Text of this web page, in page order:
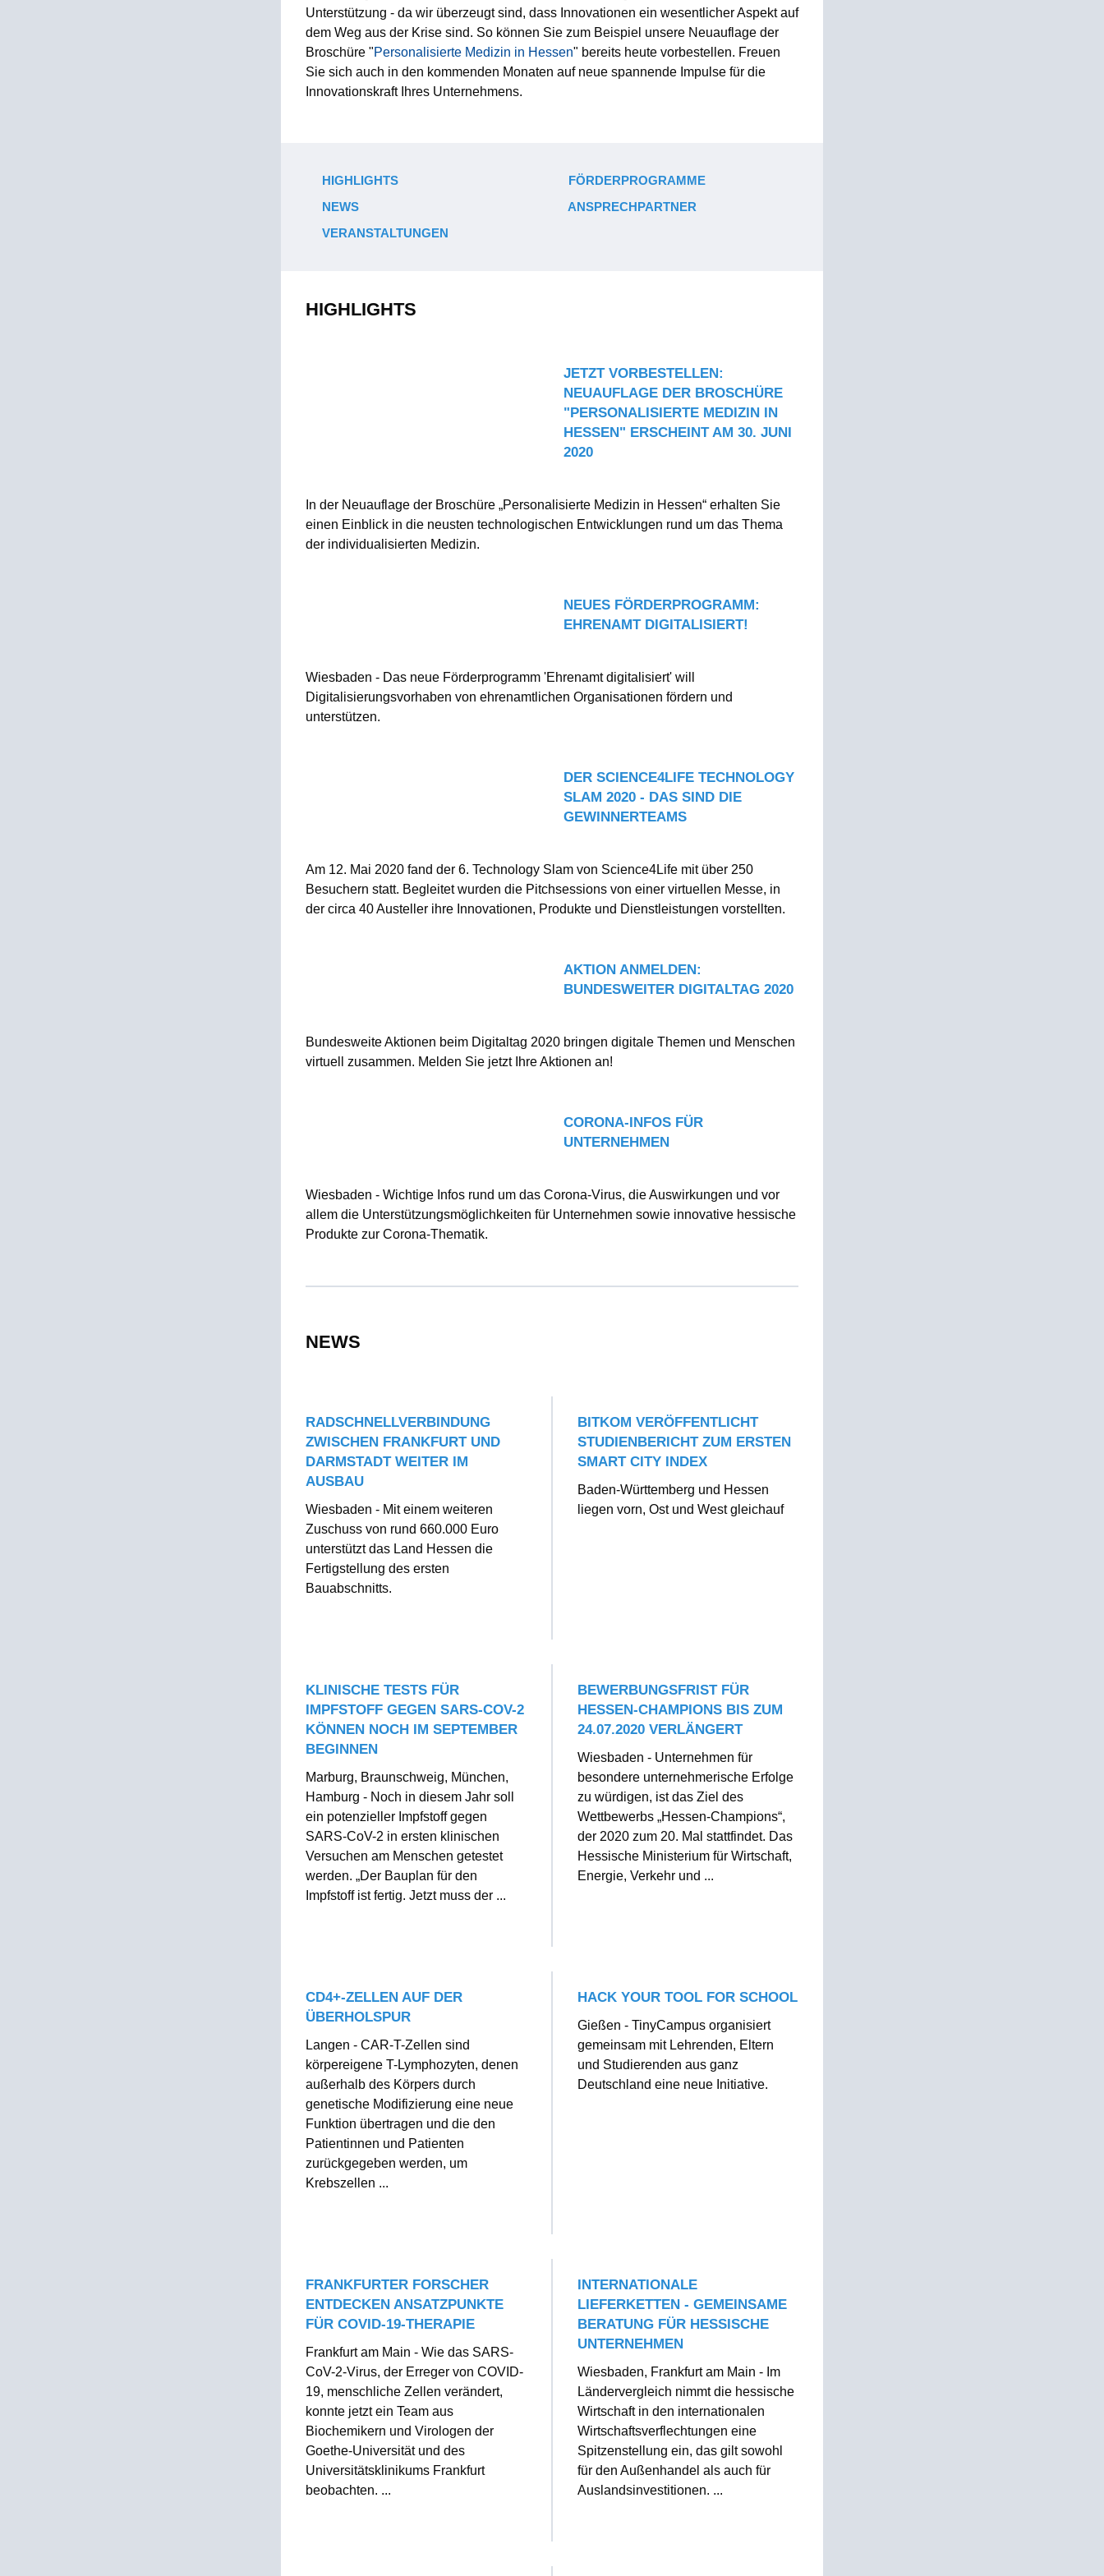
Unterstützung - da wir überzeugt sind, dass Innovationen ein wesentlicher Aspekt auf
dem Weg aus der Krise sind. So können Sie zum Beispiel unsere Neuauflage der
Broschüre "Personalisierte Medizin in Hessen" bereits heute vorbestellen. Freuen
Sie sich auch in den kommenden Monaten auf neue spannende Impulse für die
Innovationskraft Ihres Unternehmens.
HIGHLIGHTS
NEWS
VERANSTALTUNGEN
FÖRDERPROGRAMME
ANSPRECHPARTNER
HIGHLIGHTS
JETZT VORBESTELLEN:
NEUAUFLAGE DER BROSCHÜRE
"PERSONALISIERTE MEDIZIN IN
HESSEN" ERSCHEINT AM 30. JUNI
2020
In der Neuauflage der Broschüre „Personalisierte Medizin in Hessen“ erhalten Sie
einen Einblick in die neusten technologischen Entwicklungen rund um das Thema
der individualisierten Medizin.
NEUES FÖRDERPROGRAMM:
EHRENAMT DIGITALISIERT!
Wiesbaden - Das neue Förderprogramm 'Ehrenamt digitalisiert' will
Digitalisierungsvorhaben von ehrenamtlichen Organisationen fördern und
unterstützen.
DER SCIENCE4LIFE TECHNOLOGY
SLAM 2020 - DAS SIND DIE
GEWINNERTEAMS
Am 12. Mai 2020 fand der 6. Technology Slam von Science4Life mit über 250
Besuchern statt. Begleitet wurden die Pitchsessions von einer virtuellen Messe, in
der circa 40 Austeller ihre Innovationen, Produkte und Dienstleistungen vorstellten.
AKTION ANMELDEN:
BUNDESWEITER DIGITALTAG 2020
Bundesweite Aktionen beim Digitaltag 2020 bringen digitale Themen und Menschen
virtuell zusammen. Melden Sie jetzt Ihre Aktionen an!
CORONA-INFOS FÜR
UNTERNEHMEN
Wiesbaden - Wichtige Infos rund um das Corona-Virus, die Auswirkungen und vor
allem die Unterstützungsmöglichkeiten für Unternehmen sowie innovative hessische
Produkte zur Corona-Thematik.
NEWS
RADSCHNELLVERBINDUNG
ZWISCHEN FRANKFURT UND
DARMSTADT WEITER IM
AUSBAU
Wiesbaden - Mit einem weiteren
Zuschuss von rund 660.000 Euro
unterstützt das Land Hessen die
Fertigstellung des ersten
Bauabschnitts.
BITKOM VERÖFFENTLICHT
STUDIENBERICHT ZUM ERSTEN
SMART CITY INDEX
Baden-Württemberg und Hessen
liegen vorn, Ost und West gleichauf
KLINISCHE TESTS FÜR
IMPFSTOFF GEGEN SARS-COV-2
KÖNNEN NOCH IM SEPTEMBER
BEGINNEN
Marburg, Braunschweig, München,
Hamburg - Noch in diesem Jahr soll
ein potenzieller Impfstoff gegen
SARS-CoV-2 in ersten klinischen
Versuchen am Menschen getestet
werden. „Der Bauplan für den
Impfstoff ist fertig. Jetzt muss der ...
BEWERBUNGSFRIST FÜR
HESSEN-CHAMPIONS BIS ZUM
24.07.2020 VERLÄNGERT
Wiesbaden - Unternehmen für
besondere unternehmerische Erfolge
zu würdigen, ist das Ziel des
Wettbewerbs „Hessen-Champions“,
der 2020 zum 20. Mal stattfindet. Das
Hessische Ministerium für Wirtschaft,
Energie, Verkehr und ...
CD4+-ZELLEN AUF DER
ÜBERHOLSPUR
Langen - CAR-T-Zellen sind
körpereigene T-Lymphozyten, denen
außerhalb des Körpers durch
genetische Modifizierung eine neue
Funktion übertragen und die den
Patientinnen und Patienten
zurückgegeben werden, um
Krebszellen ...
HACK YOUR TOOL FOR SCHOOL
Gießen - TinyCampus organisiert
gemeinsam mit Lehrenden, Eltern
und Studierenden aus ganz
Deutschland eine neue Initiative.
FRANKFURTER FORSCHER
ENTDECKEN ANSATZPUNKTE
FÜR COVID-19-THERAPIE
Frankfurt am Main - Wie das SARS-
CoV-2-Virus, der Erreger von COVID-
19, menschliche Zellen verändert,
konnte jetzt ein Team aus
Biochemikern und Virologen der
Goethe-Universität und des
Universitätsklinikums Frankfurt
beobachten. ...
INTERNATIONALE
LIEFERKETTEN - GEMEINSAME
BERATUNG FÜR HESSISCHE
UNTERNEHMEN
Wiesbaden, Frankfurt am Main - Im
Ländervergleich nimmt die hessische
Wirtschaft in den internationalen
Wirtschaftsverflechtungen eine
Spitzenstellung ein, das gilt sowohl
für den Außenhandel als auch für
Auslandsinvestitionen. ...